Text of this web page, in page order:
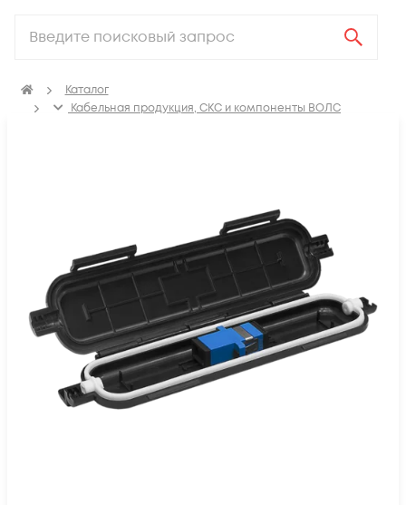
Каталог
Кабельная продукция, СКС и компоненты ВОЛС